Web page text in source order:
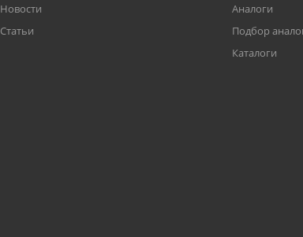
Новости
Статьи
Аналоги
Подбор
Каталоги